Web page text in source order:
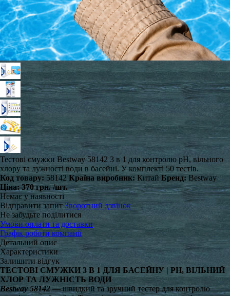
Тестові смужки Bestway 58142 3 в 1 для контролю pH, вільного
хлору та лужності води в басейні. У комплекті 50 тестів.
Код товару: 58142 Країна виробник: Китай Бренд: Bestway
Ціна:370 грн./шт.
Немає у наявності
Відправити запит Зворотний дзвінок
Не забудьте поділитися
Умови оплати та доставки
Графік роботи компанії
Детальний опис
Характеристики
Залишити відгук
ТЕСТОВІ СМУЖКИ 3 В 1 ДЛЯ БАСЕЙНУ | PH, ВІЛЬНИЙ
ХЛОР ТА ЛУЖНІСТЬ ВОДИ
Bestway 58142— швидкий та зручний тестер для контролю